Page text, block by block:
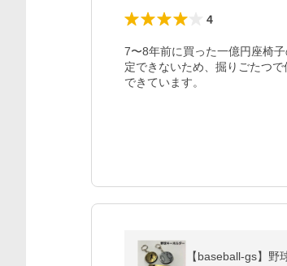
4
7〜8年前に買った一億円座椅
定できないため、掘りごたつ
できています。
【baseball-gs】